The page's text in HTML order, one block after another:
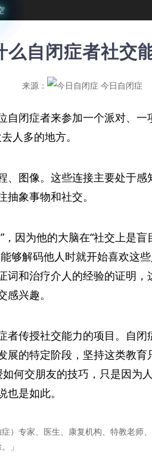
么自闭症者社交
来源： 今日自闭症
自闭症者来参加一个派对、
人多的地方。
、图像。这些连接主要处于
象事物和社交。
因为他的大脑在“社交上是
够解码他人时就开始喜欢这
词和治疗介人的经验的证明
兴趣。
者传授社交能力的项目。自
展的特定阶段，坚持这类教
何交朋友的技巧，只是因为
是如此。
）专家、医生、康复机构、特教老
」